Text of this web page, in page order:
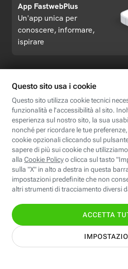
App FastwebPlus
Un'app unica per
conoscere, informare,
ispirare
Seguici
Scopri Fastweb
Chi siamo
Credits e note legali
Fastweb.it
Formazione